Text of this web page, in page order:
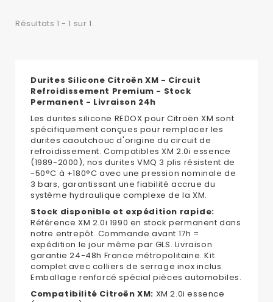
Résultats 1 - 1 sur 1.
Durites Silicone Citroën XM - Circuit
Refroidissement Premium - Stock
Permanent - Livraison 24h
Les durites silicone REDOX pour Citroën XM sont
spécifiquement conçues pour remplacer les
durites caoutchouc d'origine du circuit de
refroidissement. Compatibles XM 2.0i essence
(1989-2000), nos durites VMQ 3 plis résistent de
-50°C à +180°C avec une pression nominale de
3 bars, garantissant une fiabilité accrue du
système hydraulique complexe de la XM.
Stock disponible et expédition rapide:
Référence XM 2.0i 1990 en stock permanent dans
notre entrepôt. Commande avant 17h =
expédition le jour même par GLS. Livraison
garantie 24-48h France métropolitaine. Kit
complet avec colliers de serrage inox inclus.
Emballage renforcé spécial pièces automobiles.
Compatibilité Citroën XM: XM 2.0i essence